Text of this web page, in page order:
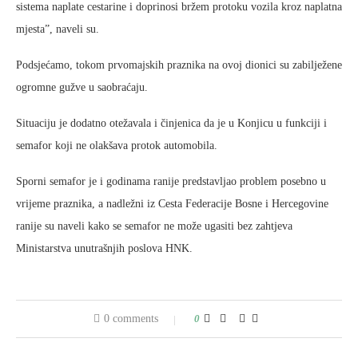
sistema naplate cestarine i doprinosi bržem protoku vozila kroz naplatna
mjesta”, naveli su.
Podsjećamo, tokom prvomajskih praznika na ovoj dionici su zabilježene
ogromne gužve u saobraćaju.
Situaciju je dodatno otežavala i činjenica da je u Konjicu u funkciji i
semafor koji ne olakšava protok automobila.
Sporni semafor je i godinama ranije predstavljao problem posebno u
vrijeme praznika, a nadležni iz Cesta Federacije Bosne i Hercegovine
ranije su naveli kako se semafor ne može ugasiti bez zahtjeva
Ministarstva unutrašnjih poslova HNK.
0 comments 0